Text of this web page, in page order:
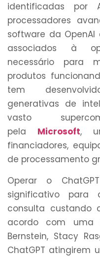
identificadas por
processadores
software da
associados à
necessário para
produtos
tem
generativas de
vasto
pela Microsoft,
financiadores,
de processamento
Operar o
significativo para
consulta custando
acordo com uma
Bernstein, Stacy
ChatGPT atingirem